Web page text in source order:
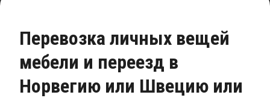
Перевозка личных вещей
мебели и переезд в
Норвегию или Швецию или